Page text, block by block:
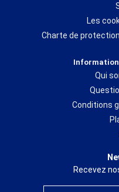
Les
Charte de
Qui
Conditions
Recevez